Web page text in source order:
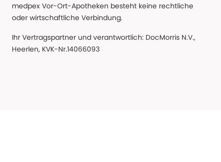
medpex Vor-Ort-Apotheken besteht keine rechtliche
oder wirtschaftliche Verbindung.
Ihr Vertragspartner und verantwortlich: DocMorris N.V.,
Heerlen, KVK-Nr.14066093